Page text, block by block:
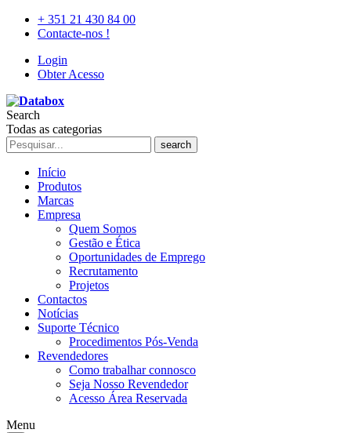
+ 351 21 430 84 00
Contacte-nos !
Login
Obter Acesso
Search
Todas as categorias
search
Início
Produtos
Marcas
Empresa
Quem Somos
Gestão e Ética
Oportunidades de Emprego
Recrutamento
Projetos
Contactos
Notícias
Suporte Técnico
Procedimentos Pós-Venda
Revendedores
Como trabalhar connosco
Seja Nosso Revendedor
Acesso Área Reservada
Menu